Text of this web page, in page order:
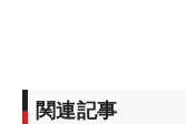
関連記事